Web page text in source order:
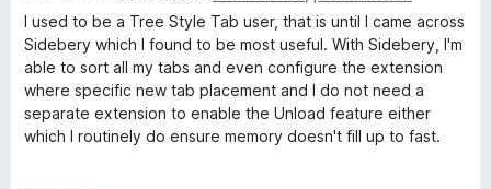
5c
e
n
:
4
o
d
n
o
c
e
I used to be a Tree Style Tab user, that is until I came across
Sidebery which I found to be most useful. With Sidebery, I'm
able to sort all my tabs and even configure the extension
where specific new tab placement and I do not need a
separate extension to enable the Unload feature either
which I routinely do ensure memory doesn't fill up to fast.